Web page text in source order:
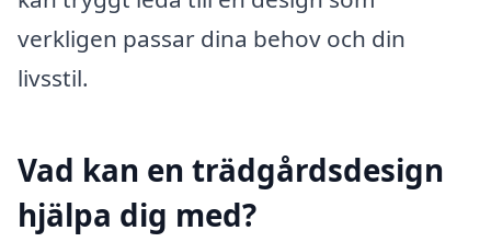
verkligen passar dina behov och din
livsstil.
Vad kan en trädgårdsdesign
hjälpa dig med?